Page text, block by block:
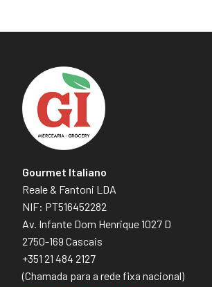
Gourmet Italiano
Reale & Fantoni LDA
NIF: PT516452282
Av. Infante Dom Henrique 1027 D
2750-169 Cascais
+351 21 484 2127
(Chamada para a rede fixa nacional)